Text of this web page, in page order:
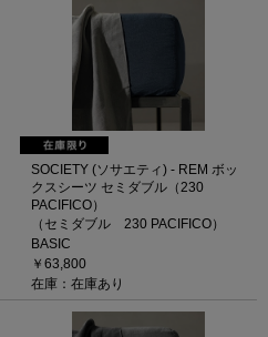
SOCIETY (ソサエティ) - REM ボッ
クスシーツ セミダブル（230
PACIFICO）
（セミダブル 230 PACIFICO）
BASIC
￥63,800
在庫：在庫あり